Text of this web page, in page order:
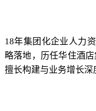
18年集团化企业人力
略落地，历任华住酒
擅长构建与业务增长